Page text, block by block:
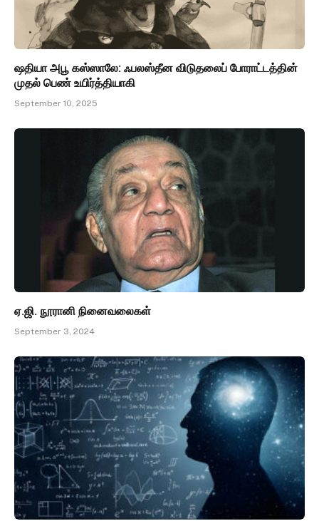
ஷதியா அபூ கஸ்ஸாலே: ஃபலஸ்தீன விடுதலைப் போராட்டத்தின்
முதல் பெண் உயிர்த்தியாகி
September 10, 2025
ஏ.ஜி. நூரானி நினைவலைகள்
September 3, 2024